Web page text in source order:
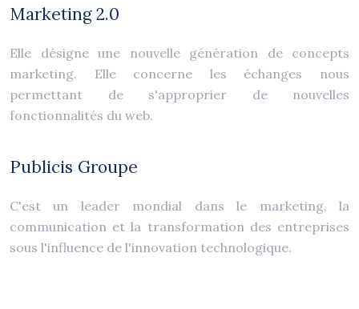
Marketing 2.0
Elle désigne une nouvelle génération de concepts
marketing. Elle concerne les échanges nous
permettant de s'approprier de nouvelles
fonctionnalités du web.
Publicis Groupe
C'est un leader mondial dans le marketing, la
communication et la transformation des entreprises
sous l'influence de l'innovation technologique.